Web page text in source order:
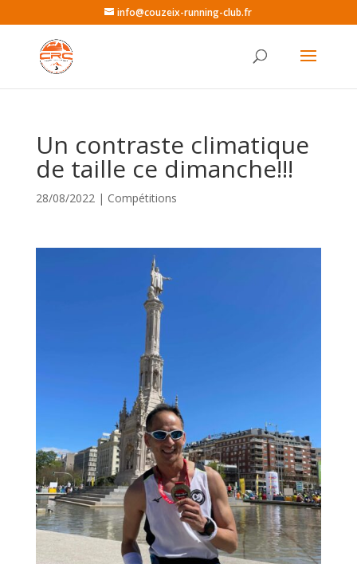
info@couzeix-running-club.fr
Un contraste climatique
de taille ce dimanche!!!
28/08/2022| Compétitions